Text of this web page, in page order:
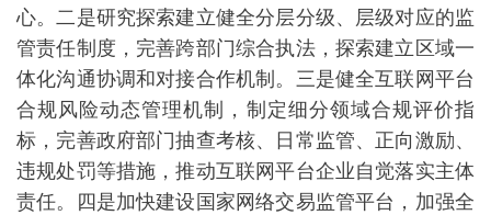
心。二是研究探索建立健全分层分级、层级对应的监
管责任制度，完善跨部门综合执法，探索建立区域一
体化沟通协调和对接合作机制。三是健全互联网平台
合规风险动态管理机制，制定细分领域合规评价指
标，完善政府部门抽查考核、日常监管、正向激励、
违规处罚等措施，推动互联网平台企业自觉落实主体
责任。四是加快建设国家网络交易监管平台，加强全